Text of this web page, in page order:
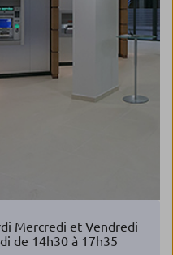
Mercredi et Vendredi
de 14h30 à 17h35